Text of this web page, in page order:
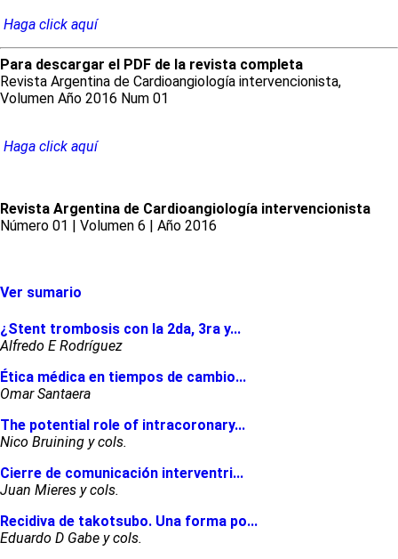
Haga click aquí
Para descargar el PDF de la revista completa
Revista Argentina de Cardioangiología intervencionista,
Volumen Año 2016 Num 01
Haga click aquí
Revista Argentina de Cardioangiología intervencionista
Número 01 | Volumen 6 | Año 2016
Ver sumario
¿Stent trombosis con la 2da, 3ra y...
Alfredo E Rodríguez
Ética médica en tiempos de cambio...
Omar Santaera
The potential role of intracoronary...
Nico Bruining y cols.
Cierre de comunicación interventri...
Juan Mieres y cols.
Recidiva de takotsubo. Una forma po...
Eduardo D Gabe y cols.